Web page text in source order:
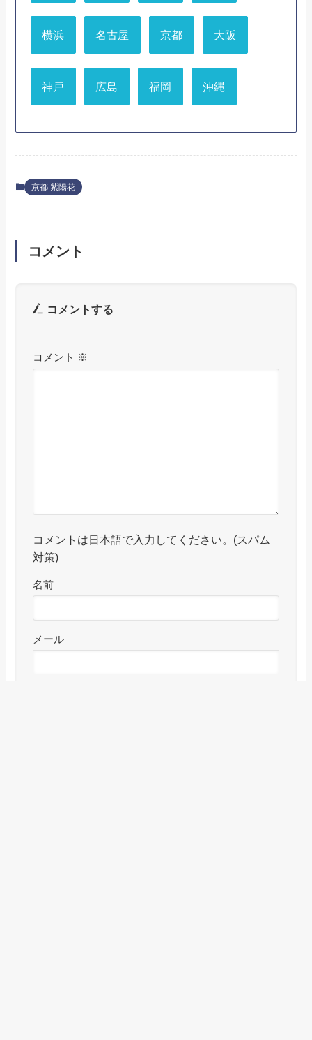
横浜 名古屋 京都 大阪
神戸 広島 福岡 沖縄
京都 紫陽花
コメント
コメントする
コメント ※
コメントは日本語で入力してください。(スパム
対策)
名前
メール